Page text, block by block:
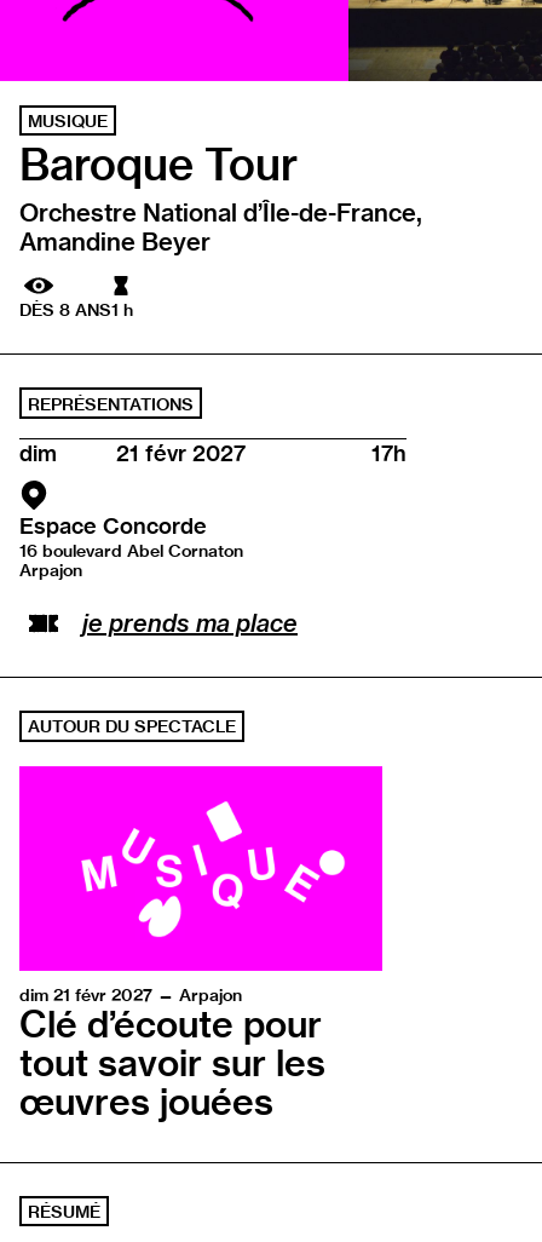
MUSIQUE
Baroque Tour
Orchestre National d’Île-de-France,
Amandine Beyer
DÈS 8 ANSDurée
1 h
REPRÉSENTATIONS
dim 21 févr 2027 17h
Espace Concorde
16 boulevard Abel Cornaton
Arpajon
je prends ma place
AUTOUR DU SPECTACLE
dim 21 févr 2027 — Arpajon
Clé d’écoute pour
tout savoir sur les
œuvres jouées
RÉSUMÉ